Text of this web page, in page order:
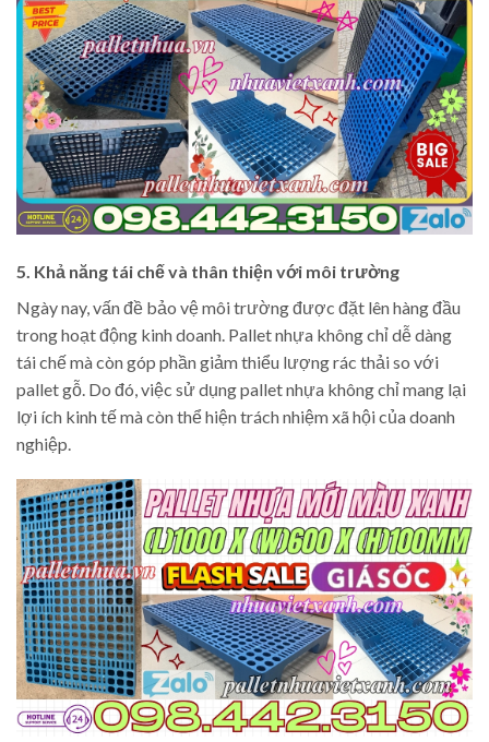
5. Khả năng tái chế và thân thiện với môi trường
Ngày nay, vấn đề bảo vệ môi trường được đặt lên hàng đầu
trong hoạt động kinh doanh. Pallet nhựa không chỉ dễ dàng
tái chế mà còn góp phần giảm thiểu lượng rác thải so với
pallet gỗ. Do đó, việc sử dụng pallet nhựa không chỉ mang lại
lợi ích kinh tế mà còn thể hiện trách nhiệm xã hội của doanh
nghiệp.